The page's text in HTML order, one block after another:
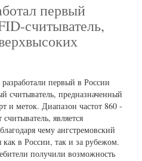
первый
считыватель,
первый в России
считыватель, предназначенный
и меток. Диапазон частот 860 -
является
чему ангстремовский
как в России, так и за рубежом.
получили возможность